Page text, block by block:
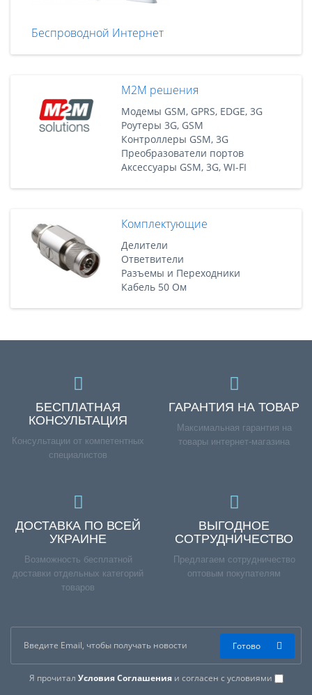
Беспроводной Интернет
M2M решения
Модемы GSM, GPRS, EDGE, 3G
Роутеры 3G, GSM
Контроллеры GSM, 3G
Преобразователи портов
Аксессуары GSM, 3G, WI-FI
Комплектующие
Делители
Ответвители
Разъемы и Переходники
Кабель 50 Ом
БЕСПЛАТНАЯ
КОНСУЛЬТАЦИЯ
Консультации от компетентных
специалистов
ГАРАНТИЯ НА ТОВАР
Максимальная гарантия на
товары интернет-магазина
ДОСТАВКА ПО ВСЕЙ
УКРАИНЕ
Возможность бесплатной
доставки отдельных категорий
товаров
ВЫГОДНОЕ
СОТРУДНИЧЕСТВО
Предлагаем сотрудничество
оптовым покупателям
Я прочитал Условия Соглашенияи согласен с условиями
Готово